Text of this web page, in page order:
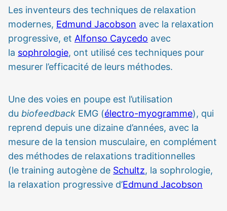
Les inventeurs des techniques de relaxation
modernes, Edmund Jacobson avec la relaxation
progressive, et Alfonso Caycedo avec
la sophrologie, ont utilisé ces techniques pour
mesurer l’efficacité de leurs méthodes.
Une des voies en poupe est l’utilisation
du biofeedback EMG (électro-myogramme), qui
reprend depuis une dizaine d’années, avec la
mesure de la tension musculaire, en complément
des méthodes de relaxations traditionnelles
(le training autogène de Schultz, la sophrologie,
la relaxation progressive d’Edmund Jacobson